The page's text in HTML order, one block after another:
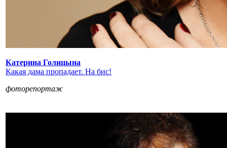
Катерина Голицына
Какая дама пропадает. На бис!
фоторепортаж